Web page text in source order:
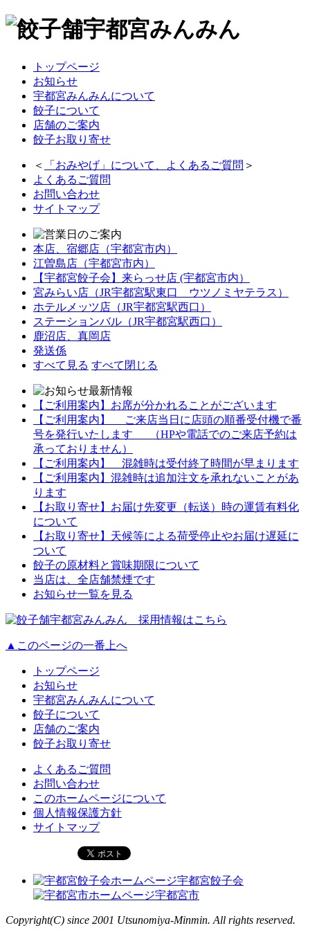
トップページ
お知らせ
宇都宮みんみんについて
餃子について
店舗のご案内
餃子お取り寄せ
＜ 「 おみやげ 」について、よくあるご質問 ＞
よくあるご質問
お問い合わせ
サイトマップ
本店、宿郷店（宇都宮市内）
江曽島店（宇都宮市内）
【宇都宮餃子会】来らっせ店 (宇都宮市内）
宮みらい店（JR宇都宮駅東口 ウツノミヤテラス）
ホテルメッツ店（JR宇都宮駅西口）
ステーションバル（JR宇都宮駅西口）
鹿沼店、真岡店
発送係
すべて見る すべて閉じる
【ご利用案内】お席が分かれることがございます
【ご利用案内】 ご来店当日に店頭の順番受付機で番
号を発行いたします （HPや電話でのご来店予約は
承っておりません）
【ご利用案内】 混雑時は受付終了時間が早まります
【ご利用案内】混雑時は追加注文を承れないことがあ
ります
【お取り寄せ】お届け先変更（転送）時の運賃有料化
について
【お取り寄せ】天候等による荷受停止やお届け遅延に
ついて
餃子の原材料と賞味期限について
当店は、全店舗禁煙です
お知らせ一覧を見る
▲このページの一番上へ
トップページ
お知らせ
宇都宮みんみんについて
餃子について
店舗のご案内
餃子お取り寄せ
よくあるご質問
お問い合わせ
このホームページについて
個人情報保護方針
サイトマップ
宇都宮餃子会
宇都宮市
Copyright(C) since 2001 Utsunomiya-Minmin. All rights reserved.